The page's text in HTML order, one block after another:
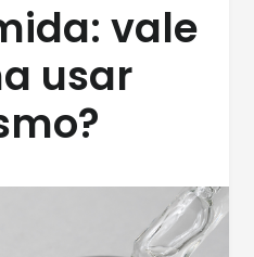
vale
usar